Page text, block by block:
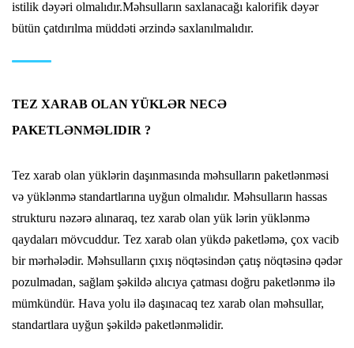
istilik dəyəri olmalıdır.Məhsulların saxlanacağı kalorifik dəyər
bütün çatdırılma müddəti ərzində saxlanılmalıdır.
TEZ XARAB OLAN YÜKLƏR NECƏ
PAKETLƏNMƏLIDIR ?
Tez xarab olan yüklərin daşınmasında məhsulların paketlənməsi
və yüklənmə standartlarına uyğun olmalıdır. Məhsulların hassas
strukturu nəzərə alınaraq, tez xarab olan yük lərin yüklənmə
qaydaları mövcuddur. Tez xarab olan yükdə paketləmə, çox vacib
bir mərhələdir. Məhsulların çıxış nöqtəsindən çatış nöqtəsinə qədər
pozulmadan, sağlam şəkildə alıcıya çatması doğru paketlənmə ilə
mümkündür. Hava yolu ilə daşınacaq tez xarab olan məhsullar,
standartlara uyğun şəkildə paketlənməlidir.